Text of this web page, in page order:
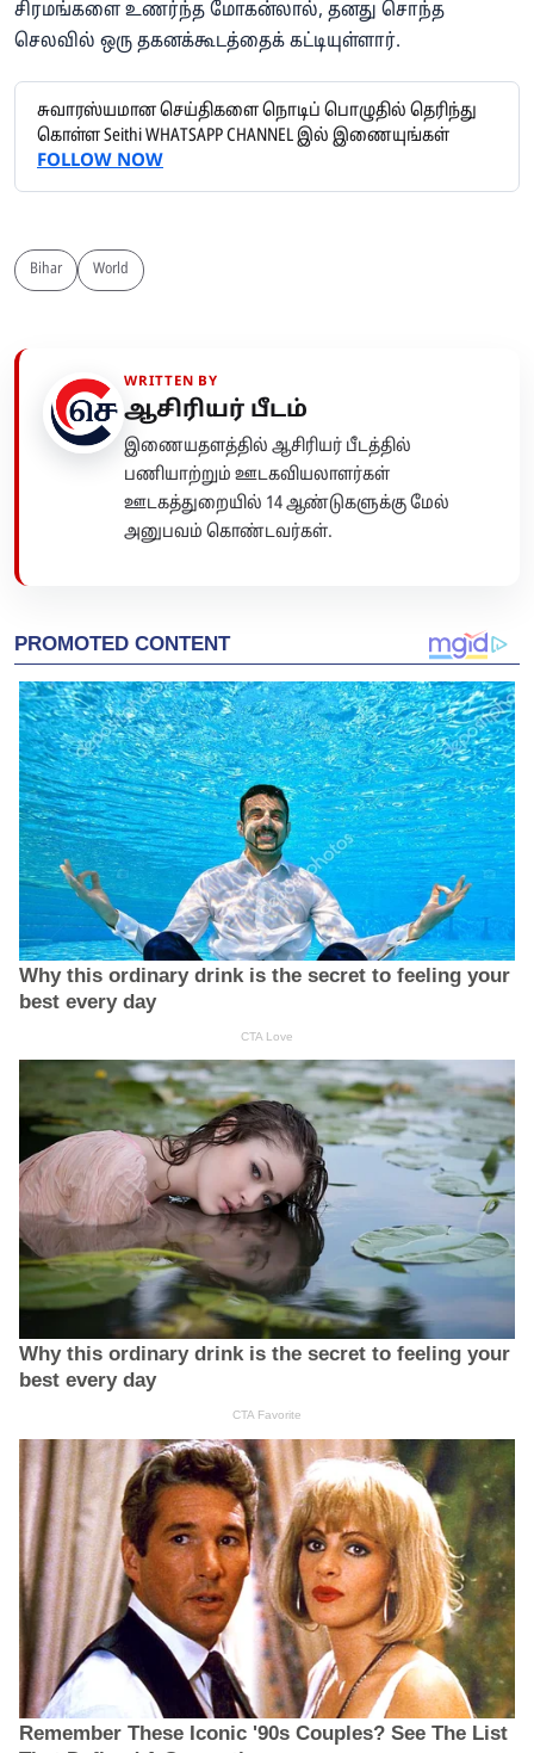
சிரமங்களை உணர்ந்த மோகன்லால், தனது சொந்த
செலவில் ஒரு தகனக்கூடத்தைக் கட்டியுள்ளார்.
சுவாரஸ்யமான செய்திகளை நொடிப் பொழுதில் தெரிந்து
கொள்ள Seithi WHATSAPP CHANNEL இல் இணையுங்கள்
FOLLOW NOW
Bihar World
WRITTEN BY
ஆசிரியர் பீடம்
இணையதளத்தில் ஆசிரியர் பீடத்தில்
பணியாற்றும் ஊடகவியலாளர்கள்
ஊடகத்துறையில் 14 ஆண்டுகளுக்கு மேல்
அனுபவம் கொண்டவர்கள்.